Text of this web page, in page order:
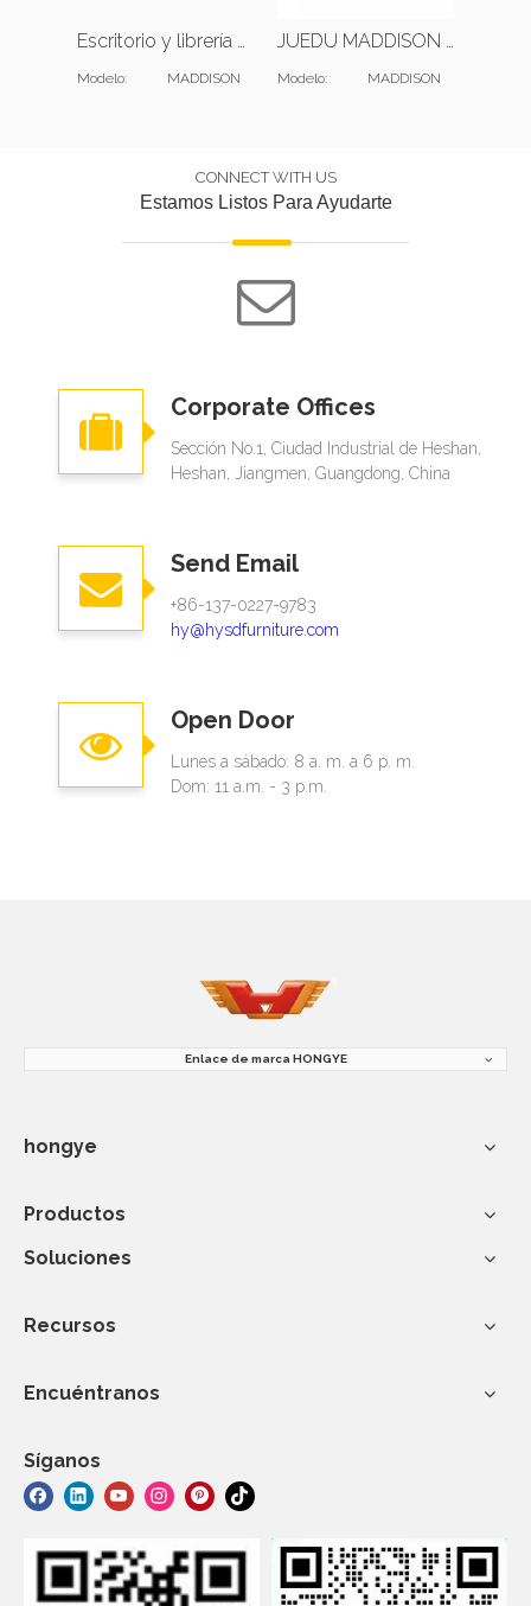
Escritorio y librería en forma de L de Office Executive
Modelo: MADDISON
JUEDU MADDISON Sofá de una plaza |Cojín estándar |Cuero verde oscuro
Modelo: MADDISON
CONNECT WITH US
Estamos Listos Para Ayudarte
Corporate Offices
Sección No.1, Ciudad Industrial de Heshan,
Heshan, Jiangmen, Guangdong, China
Send Email
+86-137-0227-9783
hy@hysdfurniture.com
Open Door
Lunes a sábado: 8 a. m. a 6 p. m.
Dom: 11 a.m. - 3 p.m.
Enlace de marca HONGYE
hongye
Productos
Soluciones
Recursos
Encuéntranos
Síganos